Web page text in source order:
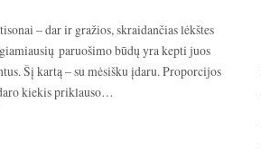
– dar ir gražios, skraidančias lėkštes
paruošimo būdų yra kepti juos
Šį kartą – su mėsišku įdaru. Proporcijos
kiekis priklauso…